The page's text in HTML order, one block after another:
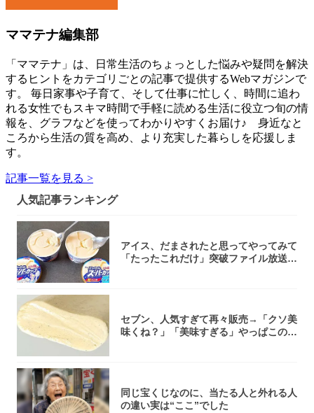
ママテナ編集部
「ママテナ」は、日常生活のちょっとした悩みや疑問を解決
するヒントをカテゴリごとの記事で提供するWebマガジンで
す。 毎日家事や子育て、そして仕事に忙しく、時間に追わ
れる女性でもスキマ時間で手軽に読める生活に役立つ旬の情
報を、グラフなどを使ってわかりやすくお届け♪ 身近なと
ころから生活の質を高め、より充実した暮らしを応援しま
す。
記事一覧を見る >
人気記事ランキング
アイス、だまされたと思ってやってみて
「たったこれだけ」突破ファイル放送で
セブン、人気すぎて再々販売→「クソ美
味くね？」「美味すぎる」やっぱこのク
同じ宝くじなのに、当たる人と外れる人
の違い実は“ここ”でした